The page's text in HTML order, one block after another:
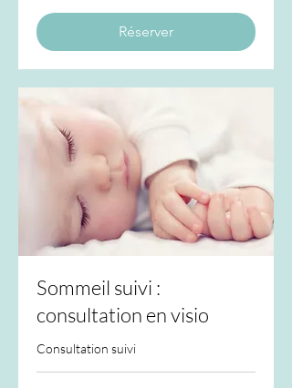
Réserver
Sommeil suivi :
consultation en visio
Consultation suivi